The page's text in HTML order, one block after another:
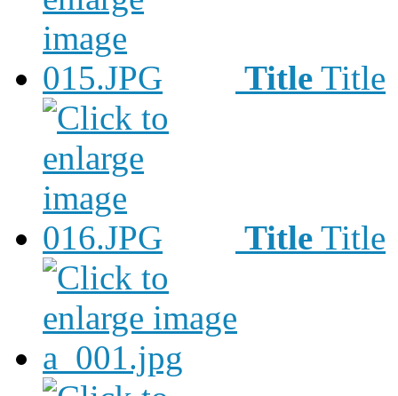
Title Title
Title Title